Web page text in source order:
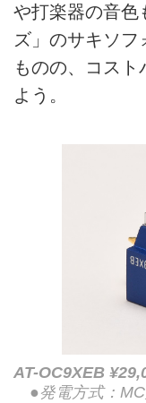
や打楽器の音色
ズ」のサキソ
ものの、コスト
よう。
AT-OC9XEB
●発電方式：